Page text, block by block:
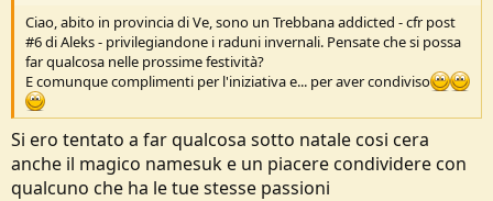
Ciao, abito in provincia di Ve, sono un Trebbana addicted - cfr post
#6 di Aleks - privilegiandone i raduni invernali. Pensate che si possa
far qualcosa nelle prossime festività?
E comunque complimenti per l'iniziativa e... per aver condiviso
Si ero tentato a far qualcosa sotto natale cosi cera
anche il magico namesuk e un piacere condividere con
qualcuno che ha le tue stesse passioni